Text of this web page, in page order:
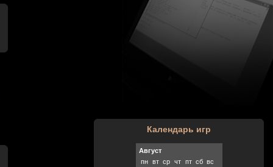
Календарь игр
Август
пн
вт ср чт пт сб вс